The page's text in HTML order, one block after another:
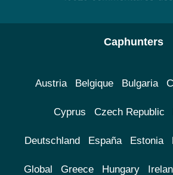
Caphunters
Austria Belgique Bulgaria
Cyprus Czech Republic
Deutschland España Estonia
Global Greece Hungary